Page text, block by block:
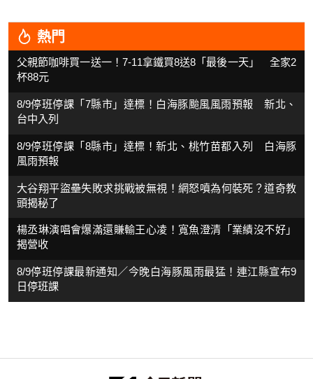
熱門
父親節咖啡買一送一！7-11拿鐵買8送8「最後一天」 全家2
杯88元
8/9停班停課「7縣市」達標！白海豚颱風風雨預報 新北、
台中入列
8/9停班停課「8縣市」達標！新北、桃竹苗都入列 白海豚
風雨預報
大谷翔平盜壘失敗求挑戰被無視！網怒噴為何裝死？道奇教
頭揭秘了
楊丞琳演唱會爆滿還賺輸王心凌！寬魚澄清「業績沒不好」
揭營收
8/9停班停課最新通知／今晚白海豚風雨最猛！連江縣宣布9
日停班課